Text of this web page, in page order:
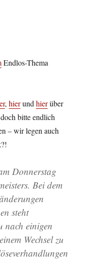
Endlos-Thema
,hierundhierüber
bitte endlich
– wir legen auch
Donnerstag
Bei dem
steht
nach einigen
Wechsel zu